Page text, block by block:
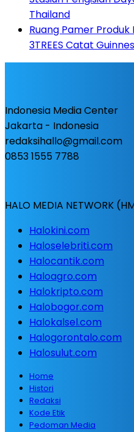
Thailand
Ruang Pamer
3TREES Catat
Indonesia Media Center
Jakarta - Indonesia
redaksihallo@gmail.com
0853 1555 7788
HALO MEDIA NETWORK
Halokini.com
Haloselebriti.com
Halocantik.com
Haloagro.com
Halokripto.com
Halobogor.com
Halokalsel.com
Halogorontalo.com
Halosulut.com
Home
Histori
Redaksi
Kode Etik
Pedoman Media